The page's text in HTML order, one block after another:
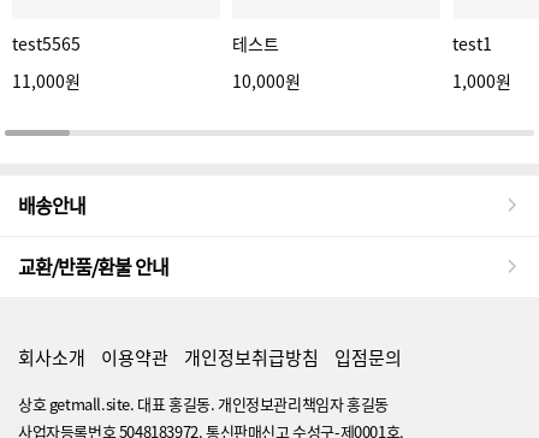
test5565
11,000원
테스트
10,000원
test1
1,000원
배송안내
교환/반품/환불 안내
회사소개 이용약관 개인정보취급방침 입점문의
상호 getmall.site. 대표 홍길동. 개인정보관리책임자 홍길동
사업자등록번호 5048183972. 통신판매신고 수성구-제0001호.